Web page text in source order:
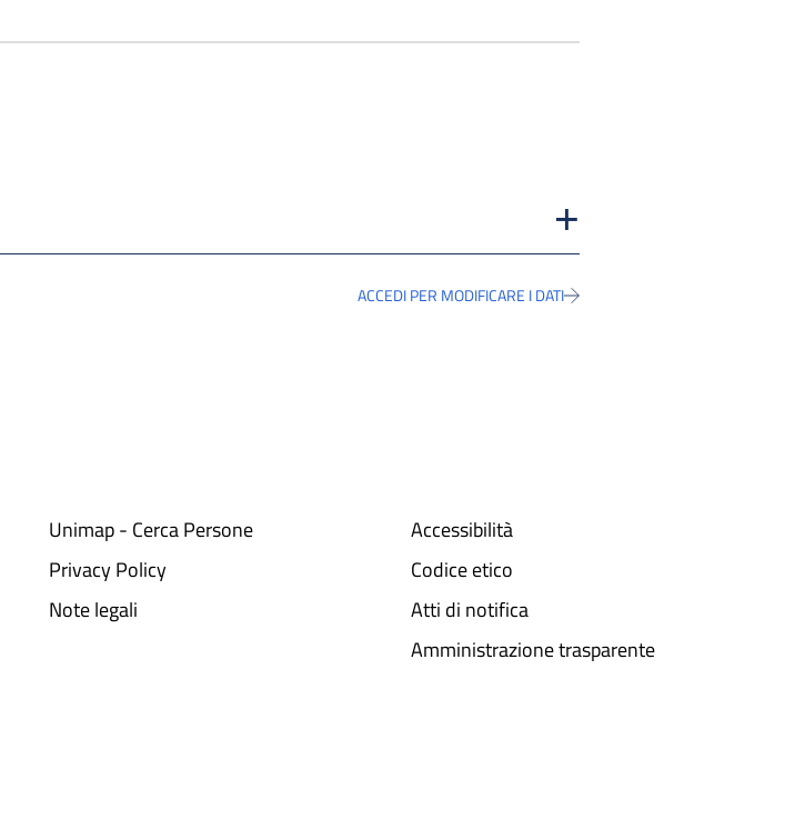
ACCEDI PER MODIFICARE I DATI
Unimap - Cerca Persone
Privacy Policy
Note legali
Accessibilità
Codice etico
Atti di notifica
Amministrazione trasparente